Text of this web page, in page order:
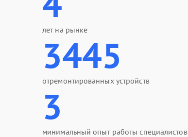
лет на рынке
3445
отремонтированных устройств
3
минимальный опыт работы специалистов